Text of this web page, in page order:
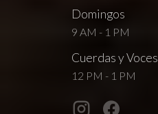
Domingos
9 AM - 1 PM
Cuerdas y Voces
12 PM - 1 PM